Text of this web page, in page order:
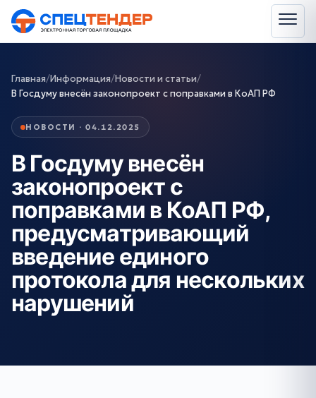
Главная/Информация/Новости и статьи/
В Госдуму внесён законопроект с поправками в КоАП РФ
НОВОСТИ · 04.12.2025
В Госдуму внесён
законопроект с
поправками в КоАП РФ,
предусматривающий
введение единого
протокола для нескольких
нарушений